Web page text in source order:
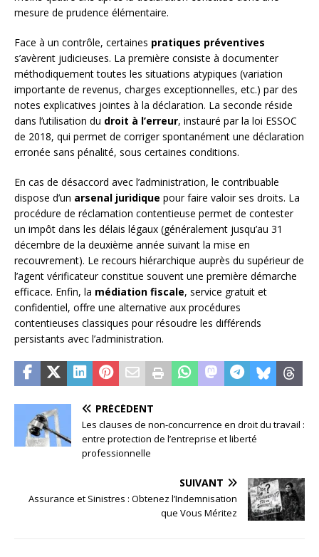
mesure de prudence élémentaire.
Face à un contrôle, certaines pratiques préventives
s’avèrent judicieuses. La première consiste à documenter
méthodiquement toutes les situations atypiques (variation
importante de revenus, charges exceptionnelles, etc.) par des
notes explicatives jointes à la déclaration. La seconde réside
dans l’utilisation du droit à l’erreur, instauré par la loi ESSOC
de 2018, qui permet de corriger spontanément une déclaration
erronée sans pénalité, sous certaines conditions.
En cas de désaccord avec l’administration, le contribuable
dispose d’un arsenal juridique pour faire valoir ses droits. La
procédure de réclamation contentieuse permet de contester
un impôt dans les délais légaux (généralement jusqu’au 31
décembre de la deuxième année suivant la mise en
recouvrement). Le recours hiérarchique auprès du supérieur de
l’agent vérificateur constitue souvent une première démarche
efficace. Enfin, la médiation fiscale, service gratuit et
confidentiel, offre une alternative aux procédures
contentieuses classiques pour résoudre les différends
persistants avec l’administration.
PRÉCÉDENT
Les clauses de non-concurrence en droit du travail :
entre protection de l’entreprise et liberté
professionnelle
SUIVANT
Assurance et Sinistres : Obtenez l’Indemnisation
que Vous Méritez